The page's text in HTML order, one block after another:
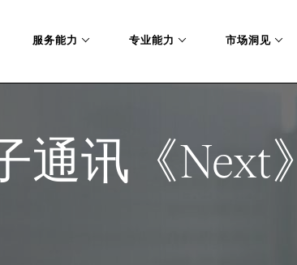
服务能力 专业能力 市场洞见
通讯《Next》